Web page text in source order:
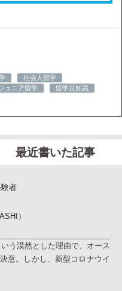
社会人留学
ュニア留学
留学豆知識
最近書いた記事
者
）
う漠然とした理由で、オース
意。しかし、新型コロナウイ